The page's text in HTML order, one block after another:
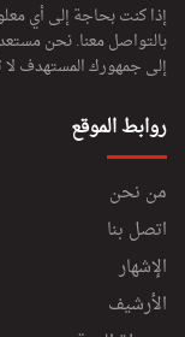
إذا كنت بحاجة إلى أي
بالتواصل معنا. نحن
إلى جمهورك المستهدف لا
روابط الموقع
من نحن
اتصل بنا
الإشهار
الأرشيف